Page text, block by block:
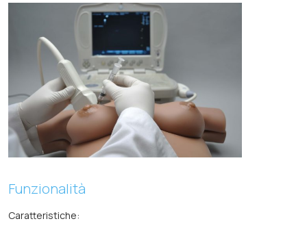
Funzionalità
Caratteristiche: